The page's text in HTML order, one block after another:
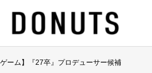
ゲーム】『27卒』プロデューサー候補